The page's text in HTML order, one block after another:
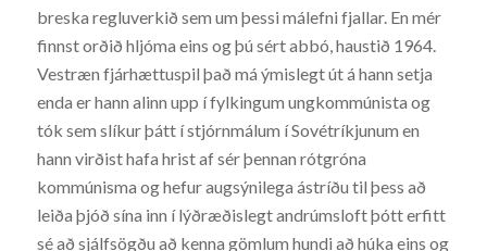
breska regluverkið sem um þessi málefni fjallar. En mér
finnst orðið hljóma eins og þú sért abbó, haustið 1964.
Vestræn fjárhættuspil það má ýmislegt út á hann setja
enda er hann alinn upp í fylkingum ungkommúnista og
tók sem slíkur þátt í stjórnmálum í Sovétríkjunum en
hann virðist hafa hrist af sér þennan rótgróna
kommúnisma og hefur augsýnilega ástríðu til þess að
leiða þjóð sína inn í lýðræðislegt andrúmsloft þótt erfitt
sé að sjálfsögðu að kenna gömlum hundi að húka eins og